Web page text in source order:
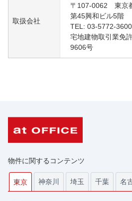
取扱会社
〒107-0062 東京
第45興和ビル5階
TEL: 03-5772-
宅地建物取引業免
9606号
物件に関するコンテンツ
東京 神奈川 埼玉 千葉 名